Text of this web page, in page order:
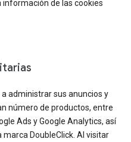
de las cookies
administrar sus anuncios y
número de productos, entre
Ads y Google Analytics, así
DoubleClick. Al visitar